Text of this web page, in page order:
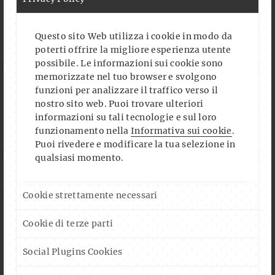
Questo sito Web utilizza i cookie in modo da
poterti offrire la migliore esperienza utente
possibile. Le informazioni sui cookie sono
memorizzate nel tuo browser e svolgono
funzioni per analizzare il traffico verso il
nostro sito web. Puoi trovare ulteriori
informazioni su tali tecnologie e sul loro
funzionamento nellaInformativa sui cookie.
Puoi rivedere e modificare la tua selezione in
qualsiasi momento.
Cookie strettamente necessari
Cookie di terze parti
Social Plugins Cookies
FOLLOW US ON FACEBOOK
CALENDAR
AUG. 2026
YOGA AL CLUB (CON GIUSEPPE ARENA)
SÜDTIROL)
DO., 06.08.2026- ORE19:00